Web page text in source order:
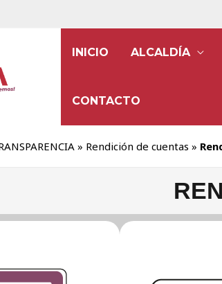
INICIO ALCALDÍA
CONTACTO
» Rendición de cuentas »